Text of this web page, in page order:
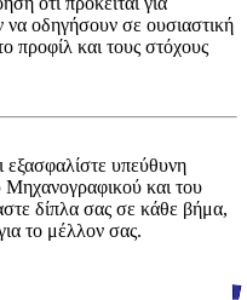
οδηγήσουν σε ουσιαστική
προφίλ και τους στόχους
εξασφαλίστε υπεύθυνη
και του
δίπλα σας σε κάθε βήμα,
το μέλλον σας.